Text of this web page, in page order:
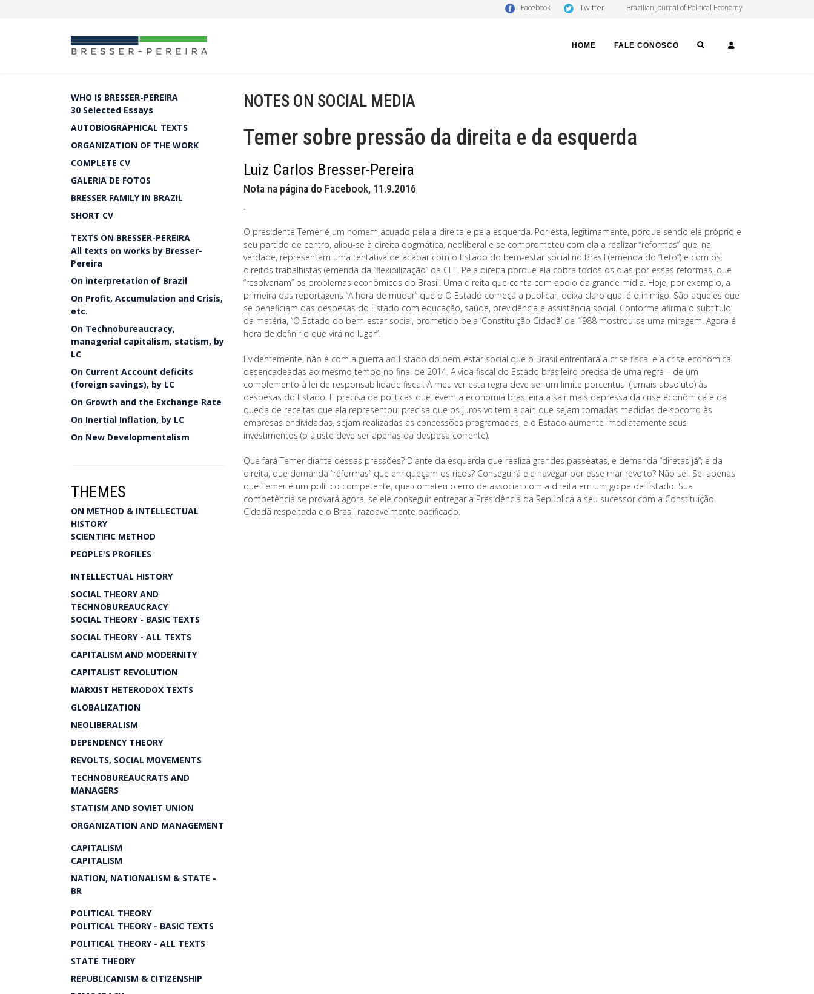
Facebook Twitter Brazilian Journal of Political Economy
HOME FALE CONOSCO SEARCH
WHO IS BRESSER-PEREIRA
30 Selected Essays
AUTOBIOGRAPHICAL TEXTS
ORGANIZATION OF THE WORK
COMPLETE CV
GALERIA DE FOTOS
BRESSER FAMILY IN BRAZIL
SHORT CV
TEXTS ON BRESSER-PEREIRA
All texts on works by Bresser-
Pereira
On interpretation of Brazil
On Profit, Accumulation and Crisis,
etc.
On Technobureaucracy,
managerial capitalism, statism, by
LC
On Current Account deficits
(foreign savings), by LC
On Growth and the Exchange Rate
On Inertial Inflation, by LC
On New Developmentalism
THEMES
ON METHOD & INTELLECTUAL
HISTORY
SCIENTIFIC METHOD
PEOPLE'S PROFILES
INTELLECTUAL HISTORY
SOCIAL THEORY AND
TECHNOBUREAUCRACY
SOCIAL THEORY - BASIC TEXTS
SOCIAL THEORY - ALL TEXTS
CAPITALISM AND MODERNITY
CAPITALIST REVOLUTION
MARXIST HETERODOX TEXTS
GLOBALIZATION
NEOLIBERALISM
DEPENDENCY THEORY
REVOLTS, SOCIAL MOVEMENTS
TECHNOBUREAUCRATS AND
MANAGERS
STATISM AND SOVIET UNION
ORGANIZATION AND MANAGEMENT
CAPITALISM
CAPITALISM
NATION, NATIONALISM & STATE -
BR
POLITICAL THEORY
POLITICAL THEORY - BASIC TEXTS
POLITICAL THEORY - ALL TEXTS
STATE THEORY
REPUBLICANISM & CITIZENSHIP
NOTES ON SOCIAL MEDIA
Temer sobre pressão da direita e da esquerda
Luiz Carlos Bresser-Pereira
Nota na página do Facebook, 11.9.2016
.
O presidente Temer é um homem acuado pela a direita e pela esquerda. Por esta, legitimamente, porque sendo ele próprio e
seu partido de centro, aliou-se à direita dogmática, neoliberal e se comprometeu com ela a realizar “reformas” que, na
verdade, representam uma tentativa de acabar com o Estado do bem-estar social no Brasil (emenda do “teto”) e com os
direitos trabalhistas (emenda da “flexibilização” da CLT. Pela direita porque ela cobra todos os dias por essas reformas, que
“resolveriam” os problemas econômicos do Brasil. Uma direita que conta com apoio da grande mídia. Hoje, por exemplo, a
primeira das reportagens “A hora de mudar” que o O Estado começa a publicar, deixa claro qual é o inimigo. São aqueles que
se beneficiam das despesas do Estado com educação, saúde, previdência e assistência social. Conforme afirma o subtítulo
da matéria, “O Estado do bem-estar social, prometido pela ‘Constituição Cidadã’ de 1988 mostrou-se uma miragem. Agora é
hora de definir o que virá no lugar”.
Evidentemente, não é com a guerra ao Estado do bem-estar social que o Brasil enfrentará a crise fiscal e a crise econômica
desencadeadas ao mesmo tempo no final de 2014. A vida fiscal do Estado brasileiro precisa de uma regra – de um
complemento à lei de responsabilidade fiscal. A meu ver esta regra deve ser um limite porcentual (jamais absoluto) às
despesas do Estado. E precisa de políticas que levem a economia brasileira a sair mais depressa da crise econômica e da
queda de receitas que ela representou: precisa que os juros voltem a cair, que sejam tomadas medidas de socorro às
empresas endividadas, sejam realizadas as concessões programadas, e o Estado aumente imediatamente seus
investimentos (o ajuste deve ser apenas da despesa corrente).
Que fará Temer diante dessas pressões? Diante da esquerda que realiza grandes passeatas, e demanda “diretas já”; e da
direita, que demanda “reformas” que enriqueçam os ricos? Conseguirá ele navegar por esse mar revolto? Não sei. Sei apenas
que Temer é um político competente, que cometeu o erro de associar com a direita em um golpe de Estado. Sua
competência se provará agora, se ele conseguir entregar a Presidência da República a seu sucessor com a Constituição
Cidadã respeitada e o Brasil razoavelmente pacificado.